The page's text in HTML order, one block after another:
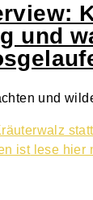
und
und
istlese hier